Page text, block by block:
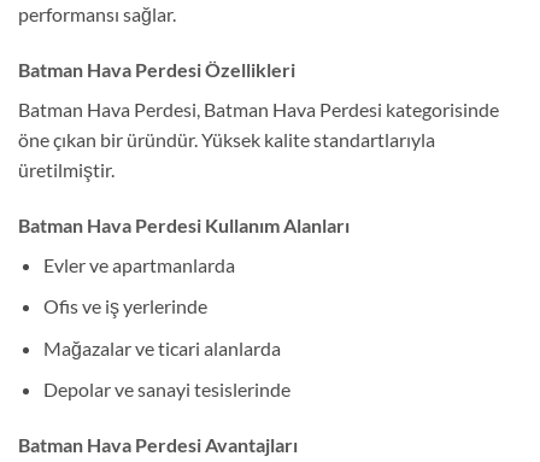
performansı sağlar.
Batman Hava Perdesi Özellikleri
Batman Hava Perdesi, Batman Hava Perdesi kategorisinde
öne çıkan bir üründür. Yüksek kalite standartlarıyla
üretilmiştir.
Batman Hava Perdesi Kullanım Alanları
Evler ve apartmanlarda
Ofis ve iş yerlerinde
Mağazalar ve ticari alanlarda
Depolar ve sanayi tesislerinde
Batman Hava Perdesi Avantajları